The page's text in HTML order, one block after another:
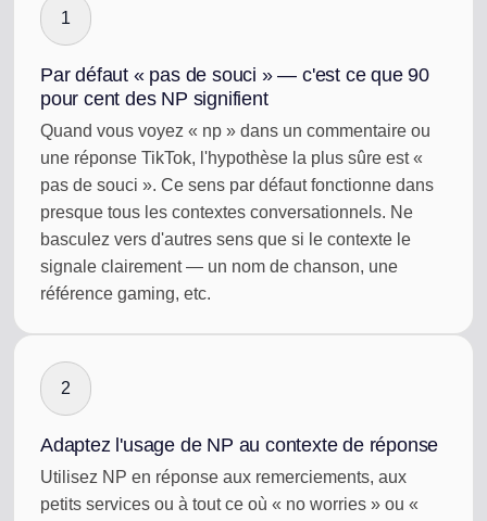
1
Par défaut « pas de souci » — c'est ce que 90
pour cent des NP signifient
Quand vous voyez « np » dans un commentaire ou
une réponse TikTok, l'hypothèse la plus sûre est «
pas de souci ». Ce sens par défaut fonctionne dans
presque tous les contextes conversationnels. Ne
basculez vers d'autres sens que si le contexte le
signale clairement — un nom de chanson, une
référence gaming, etc.
2
Adaptez l'usage de NP au contexte de réponse
Utilisez NP en réponse aux remerciements, aux
petits services ou à tout ce où « no worries » ou «